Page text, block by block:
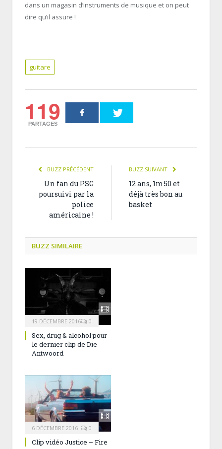
dans un magasin d’instruments de musique et on peut
dire qu’il assure !
guitare
119
PARTAGES
BUZZ PRÉCÉDENT
Un fan du PSG
poursuivi par la
police
américaine !
BUZZ SUIVANT
12 ans, 1m50 et
déjà très bon au
basket
BUZZ SIMILAIRE
19 DÉCEMBRE 2016 0
Sex, drug & alcohol pour
le dernier clip de Die
Antwoord
6 DÉCEMBRE 2016 0
Clip vidéo Justice – Fire